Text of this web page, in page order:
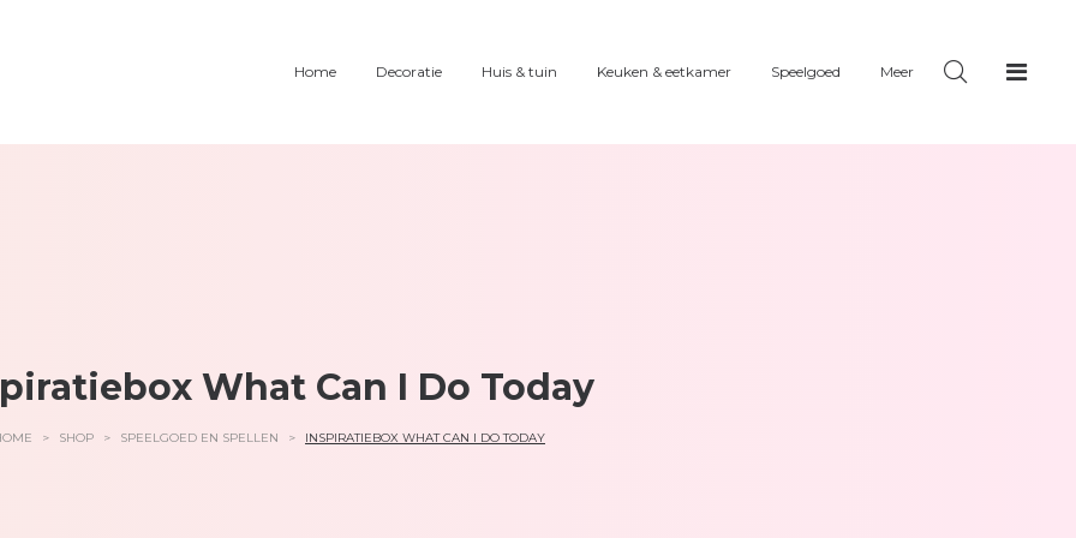
Home Decoratie Huis & tuin Keuken & eetkamer Speelgoed Meer
What Can I Do Today
> SHOP > SPEELGOED EN SPELLEN > INSPIRATIEBOX WHAT CAN I DO TODAY